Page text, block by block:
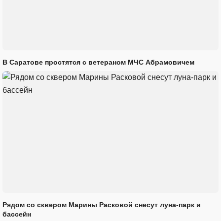
В Саратове простятся с ветераном МЧС Абрамовичем
Рядом со сквером Марины Расковой снесут луна-парк и
бассейн